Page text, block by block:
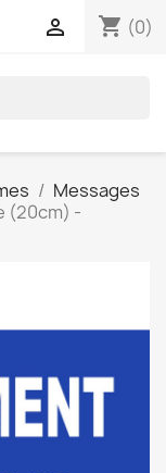
shopping_cart (0)

Messages
(20cm) -